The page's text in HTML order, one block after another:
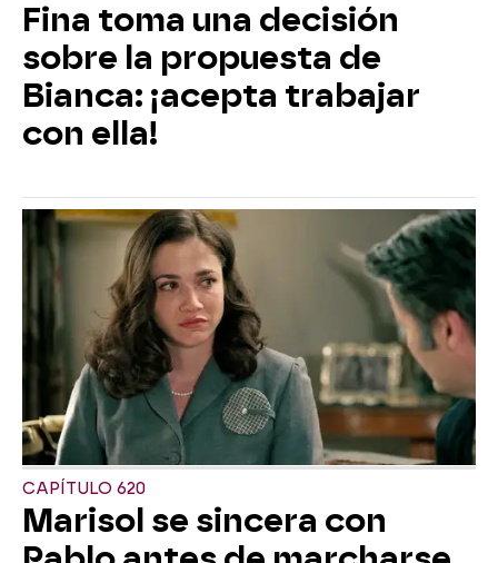
Fina toma una decisión
sobre la propuesta de
Bianca: ¡acepta trabajar
con ella!
CAPÍTULO 620
Marisol se sincera con